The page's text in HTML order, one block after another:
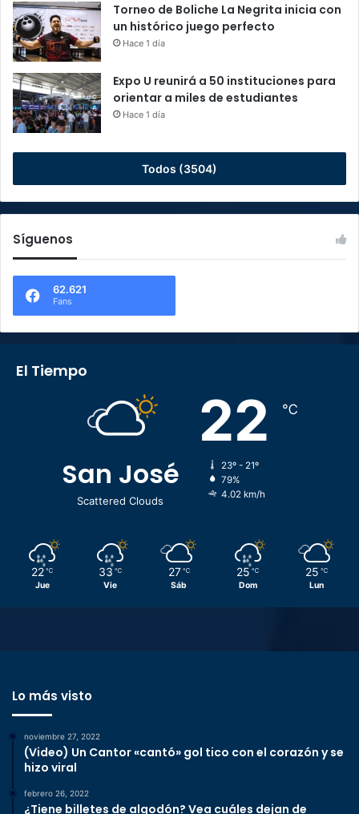
Torneo de Boliche La Negrita inicia con
un histórico juego perfecto
Hace 1 día
Expo U reunirá a 50 instituciones para
orientar a miles de estudiantes
Hace 1 día
Todos (3504)
Síguenos
62.621
Fans
El Tiempo
San José
Scattered Clouds
22 ℃
23º - 21º
79%
4.02 km/h
22 ℃
Jue
33 ℃
Vie
27 ℃
Sáb
25 ℃
Dom
25 ℃
Lun
Lo más visto
noviembre 27, 2022
(Video) Un Cantor «cantó» gol tico con el corazón y se
hizo viral
febrero 26, 2022
¿Tiene billetes de algodón? Vea cuáles dejan de